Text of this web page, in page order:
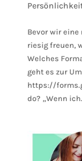
Bevor wir
riesig freuen,
Welches
geht es zur
https://
do? „Wenn